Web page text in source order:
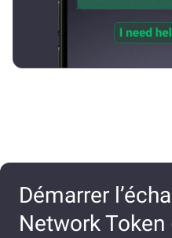
Démarrer
Network Token